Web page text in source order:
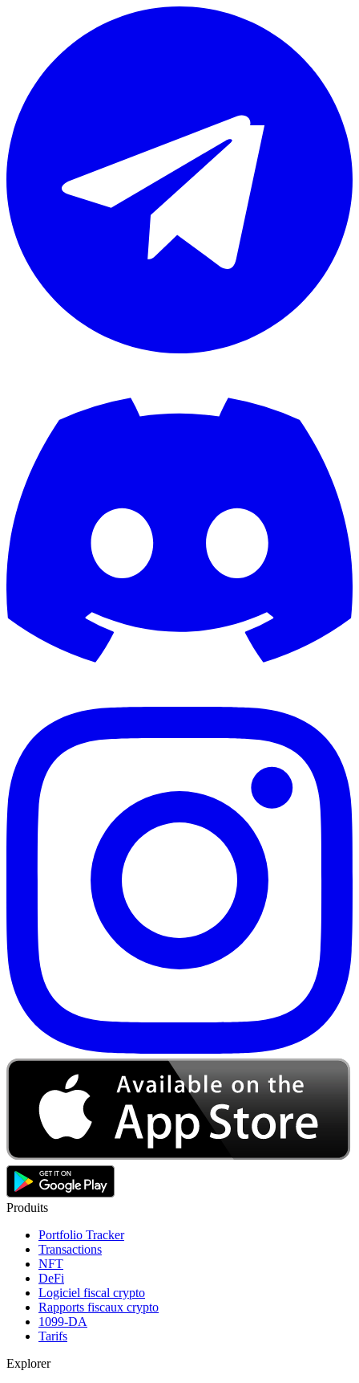
Produits
Portfolio Tracker
Transactions
NFT
DeFi
Logiciel fiscal crypto
Rapports fiscaux crypto
1099-DA
Tarifs
Explorer